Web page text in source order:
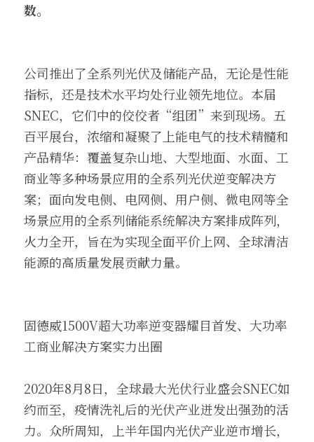
数。
公司推出了全系列光伏及储能产品，无论是性能
指标，还是技术水平均处行业领先地位。本届
SNEC，它们中的佼佼者“组团”来到现场。五
百平展台，浓缩和凝聚了上能电气的技术精髓和
产品精华：覆盖复杂山地、大型地面、水面、工
商业等多种场景应用的全系列光伏逆变解决方
案；面向发电侧、电网侧、用户侧、微电网等全
场景应用的全系列储能系统解决方案排成阵列，
火力全开，旨在为实现全面平价上网、全球清洁
能源的高质量发展贡献力量。
固德威1500V超大功率逆变器耀目首发、大功率
工商业解决方案实力出圈
2020年8月8日，全球最大光伏行业盛会SNEC如
约而至，疫情洗礼后的光伏产业迸发出强劲的活
力。众所周知，上半年国内光伏产业逆市增长，